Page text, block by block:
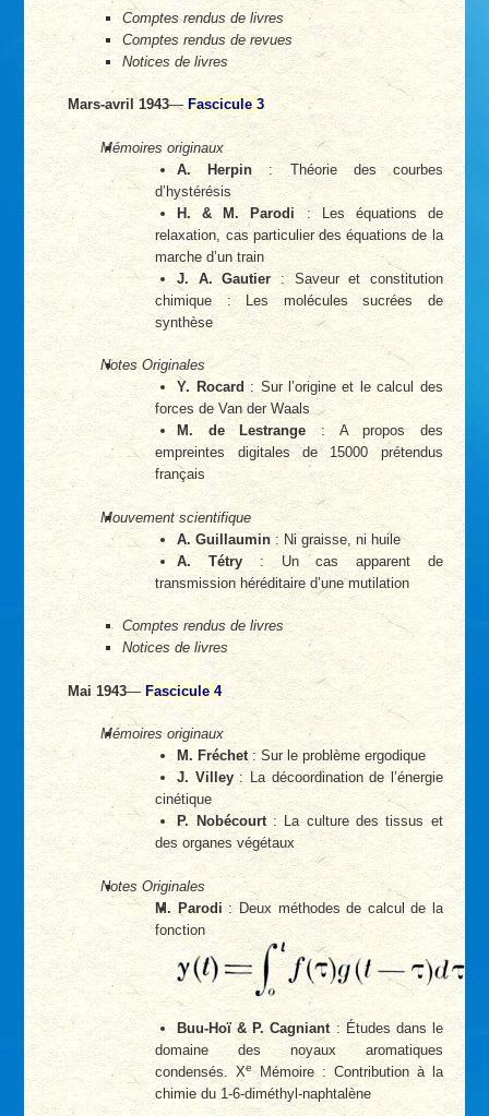
Comptes rendus de livres
Comptes rendus de revues
Notices de livres
Mars-avril 1943— Fascicule 3
Mémoires originaux
A. Herpin : Théorie des courbes
d’hystérésis
H. & M. Parodi : Les équations de
relaxation, cas particulier des équations de la
marche d’un train
J. A. Gautier: Saveur et constitution
chimique : Les molécules sucrées de
synthèse
Notes Originales
Y. Rocard : Sur l’origine et le calcul des
forces de Van der Waals
M. de Lestrange: A propos des
empreintes digitales de 15000 prétendus
français
Mouvement scientifique
A. Guillaumin : Ni graisse, ni huile
A. Tétry : Un cas apparent de
transmission héréditaire d’une mutilation
Comptes rendus de livres
Notices de livres
Mai 1943—Fascicule 4
Mémoires originaux
M. Fréchet: Sur le problème ergodique
J. Villey: La décoordination de l’énergie
cinétique
P. Nobécourt: La culture des tissus et
des organes végétaux
Notes Originales
M. Parodi : Deux méthodes de calcul de la
fonction
Buu-Hoï & P. Cagniant: Études dans le
domaine des noyaux aromatiques
condensés. XeMémoire : Contribution à la
chimie du 1-6-diméthyl-naphtalène